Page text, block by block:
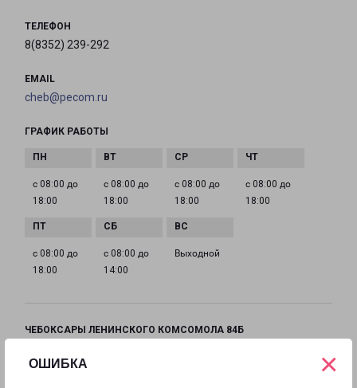
ОШИБКА ×
ТЕЛЕФОН
8(8352) 239-292
EMAIL
cheb@pecom.ru
ГРАФИК РАБОТЫ
с 08:00 до
18:00
с 08:00 до
18:00
с 08:00 до
18:00
с 08:00 до
18:00
с 08:00 до
18:00
с 08:00 до
14:00
Выходной
ЧЕБОКСАРЫ ЛЕНИНСКОГО КОМСОМОЛА 84Б
84Б